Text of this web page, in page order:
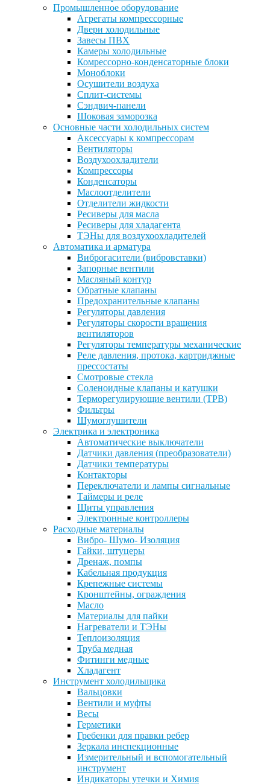
Промышленное оборудование
Агрегаты компрессорные
Двери холодильные
Завесы ПВХ
Камеры холодильные
Комрессорно-конденсаторные блоки
Моноблоки
Осушители воздуха
Сплит-системы
Сэндвич-панели
Шоковая заморозка
Основные части холодильных систем
Аксессуары к компрессорам
Вентиляторы
Воздухоохладители
Компрессоры
Конденсаторы
Маслоотделители
Отделители жидкости
Ресиверы для масла
Ресиверы для хладагента
ТЭНы для воздухоохладителей
Автоматика и арматура
Виброгасители (вибровставки)
Запорные вентили
Масляный контур
Обратные клапаны
Предохранительные клапаны
Регуляторы давления
Регуляторы скорости вращения
вентиляторов
Регуляторы температуры механические
Реле давления, протока, картриджные
прессостаты
Смотровые стекла
Соленоидные клапаны и катушки
Терморегулирующие вентили (ТРВ)
Фильтры
Шумоглушители
Электрика и электроника
Автоматические выключатели
Датчики давления (преобразователи)
Датчики температуры
Контакторы
Переключатели и лампы сигнальные
Таймеры и реле
Щиты управления
Электронные контроллеры
Расходные материалы
Вибро- Шумо- Изоляция
Гайки, штуцеры
Дренаж, помпы
Кабельная продукция
Крепежные системы
Кронштейны, ограждения
Масло
Материалы для пайки
Нагреватели и ТЭНы
Теплоизоляция
Труба медная
Фитинги медные
Хладагент
Инструмент холодильщика
Вальцовки
Вентили и муфты
Весы
Герметики
Гребенки для правки ребер
Зеркала инспекционные
Измерительный и вспомогательный
инструмент
Индикаторы утечки и Химия